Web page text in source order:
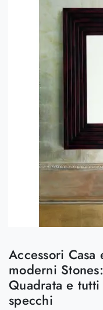
Accessori
moderni
Quadrata e
specchi